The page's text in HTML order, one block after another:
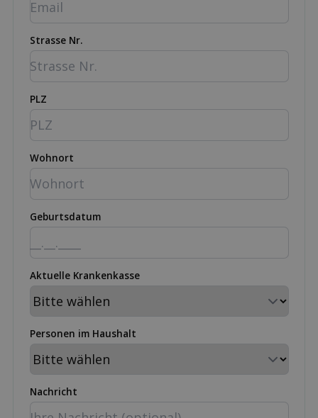
Strasse Nr.
PLZ
Wohnort
Geburtsdatum
Aktuelle Krankenkasse
Personen im Haushalt
Nachricht